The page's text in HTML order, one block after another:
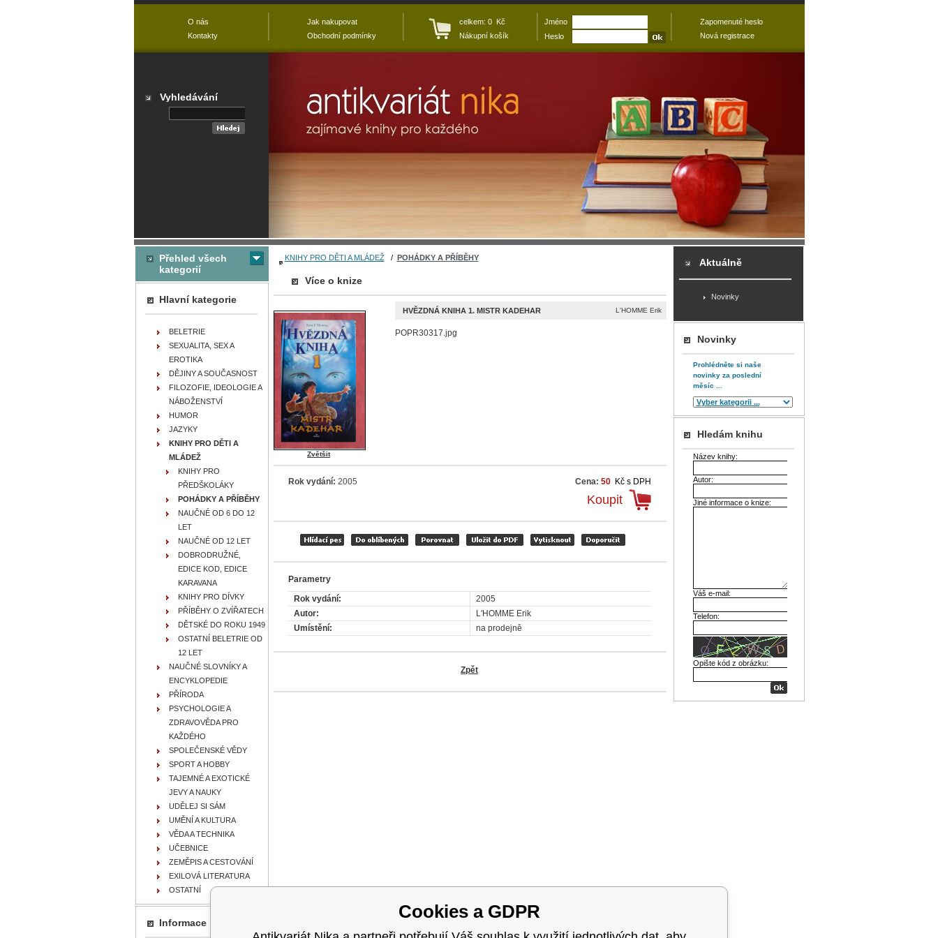
KNIHY PRO DĚTI A MLÁDEŽ/ POHÁDKY A PŘÍBĚHY
Více o knize
Zvětšit
HVĚZDNÁ KNIHA 1. MISTR KADEHAR L'HOMME Erik
POPR30317.jpg
Rok vydání: 2005 Cena: 50 Kč s DPH
Koupit
Parametry
Rok vydání:
2005
Autor:
L'HOMME Erik
Umístění:
na prodejně
Zpět
Přehled všech
kategorií
Hlavní kategorie
BELETRIE
SEXUALITA, SEX A
EROTIKA
DĚJINY A SOUČASNOST
FILOZOFIE, IDEOLOGIE A
NÁBOŽENSTVÍ
HUMOR
JAZYKY
KNIHY PRO DĚTI A
MLÁDEŽ
KNIHY PRO
PŘEDŠKOLÁKY
POHÁDKY A PŘÍBĚHY
NAUČNÉ OD 6 DO 12
LET
NAUČNÉ OD 12 LET
DOBRODRUŽNÉ,
EDICE KOD, EDICE
KARAVANA
KNIHY PRO DÍVKY
PŘÍBĚHY O ZVÍŘATECH
DĚTSKÉ DO ROKU 1949
OSTATNÍ BELETRIE OD
12 LET
NAUČNÉ SLOVNÍKY A
ENCYKLOPEDIE
PŘÍRODA
PSYCHOLOGIE A
ZDRAVOVĚDA PRO
KAŽDÉHO
SPOLEČENSKÉ VĚDY
SPORT A HOBBY
TAJEMNÉ A EXOTICKÉ
JEVY A NAUKY
UDĚLEJ SI SÁM
UMĚNÍ A KULTURA
VĚDA A TECHNIKA
UČEBNICE
ZEMĚPIS A CESTOVÁNÍ
EXILOVÁ LITERATURA
OSTATNÍ
Informace
Aktuálně
Novinky
Novinky
Prohlédněte si naše
novinky za poslední
měsíc ...
Hledám knihu
Název knihy:
Autor:
Jiné informace o knize:
Váš e-mail:
Telefon:
Opište kód z obrázku:
O nás
Kontakty
Jak nakupovat
Obchodní podmínky
celkem: 0 Kč
Nákupní košík
Jméno
Heslo
Zapomenuté heslo
Nová registrace
Vyhledávání
Cookies a GDPR